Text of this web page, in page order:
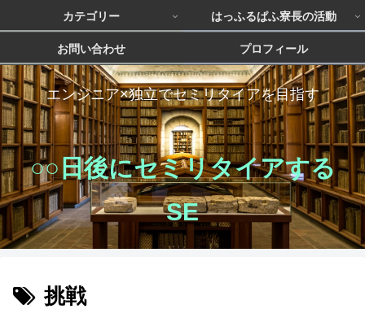
エンジニア×独立でセミリタイアを目指す
○○日後にセミリタイアする
SE
カテゴリー はっふるぱふ寮長の活動
お問い合わせ プロフィール
挑戦